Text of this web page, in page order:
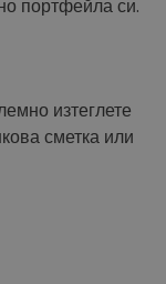
портфейла си.
изтеглете
сметка или